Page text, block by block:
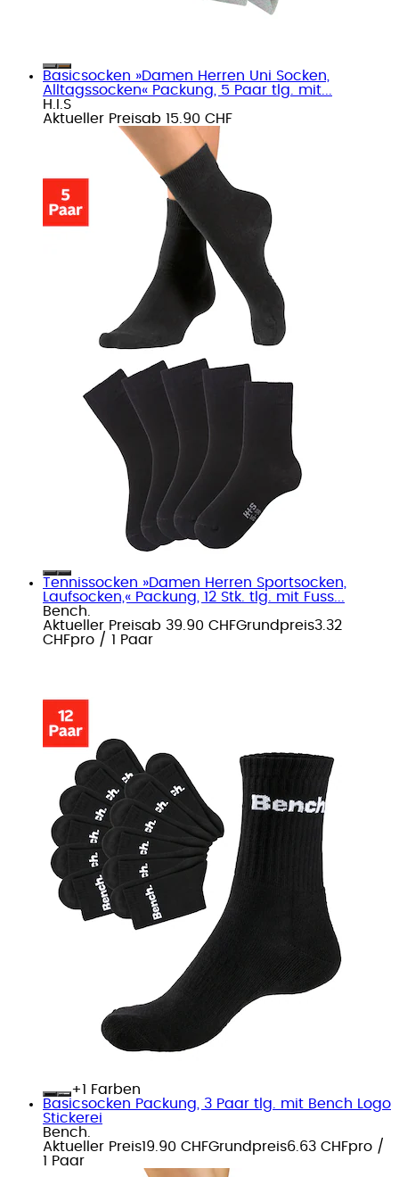
Basicsocken »Damen Herren Uni Socken,
Alltagssocken« Packung, 5 Paar tlg. mit...
H.I.S
Aktueller Preisab 15.90 CHF
Tennissocken »Damen Herren Sportsocken,
Laufsocken,« Packung, 12 Stk. tlg. mit Fuss...
Bench.
Aktueller Preisab 39.90 CHFGrundpreis3.32
CHFpro / 1 Paar
+
Farben
Basicsocken Packung, 3 Paar tlg. mit Bench Logo
Stickerei
Bench.
Aktueller Preis19.90 CHFGrundpreis6.63 CHFpro /
1 Paar